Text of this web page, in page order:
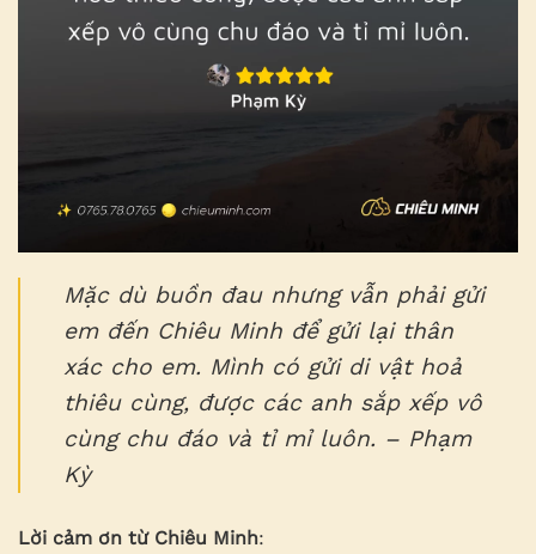
Mặc dù buồn đau nhưng vẫn phải gửi
em đến Chiêu Minh để gửi lại thân
xác cho em. Mình có gửi di vật hoả
thiêu cùng, được các anh sắp xếp vô
cùng chu đáo và tỉ mỉ luôn. – Phạm
Kỳ
Lời cảm ơn từ Chiêu Minh: